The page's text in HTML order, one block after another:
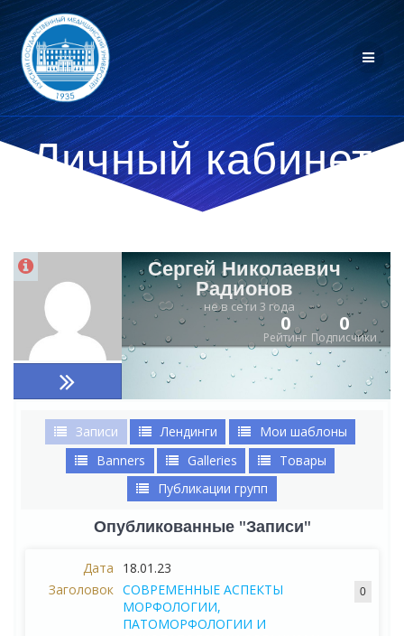
Личный кабинет
Сергей Николаевич
Радионов
не в сети 3 года
Рейтинг
0
Подписчики
0
Записи Лендинги
Мои шаблоны
Banners
Galleries
Товары
Публикации групп
Опубликованные "Записи"
18.01.23
СОВРЕМЕННЫЕ АСПЕКТЫ
МОРФОЛОГИИ,
ПАТОМОРФОЛОГИИ И
0